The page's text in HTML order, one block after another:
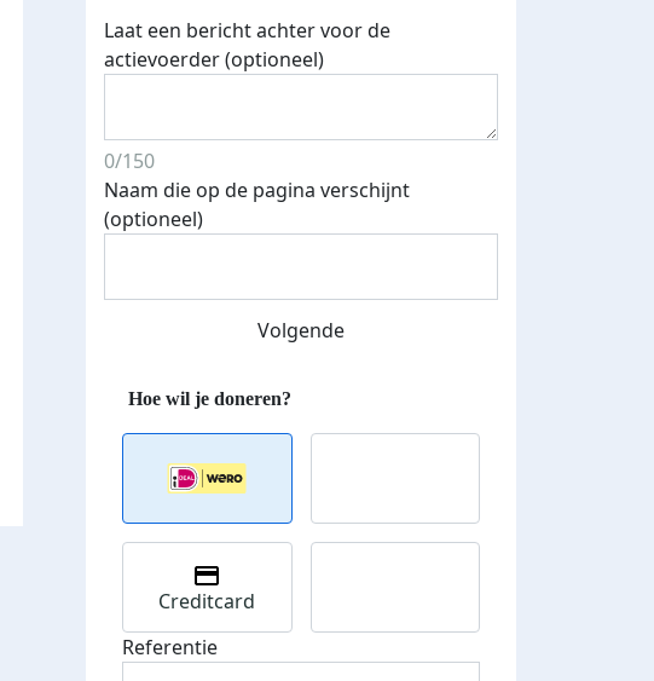
Laat een bericht achter voor de
actievoerder (optioneel)
0/150
Naam die op de pagina verschijnt
(optioneel)
Volgende
Creditcard
Referentie